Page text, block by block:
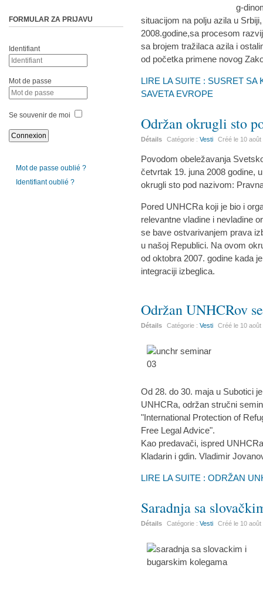
g-
situacijom na polju azila u
2008.godine,sa procesom
sa brojem tražilaca azila i
od početka primene novog
LIRE LA SUITE : SUSRET SA
SAVETA EVROPE
Održan okrugli sto
Détails Catégorie :Vesti Créé le 10 août
Povodom obeležavanja
četvrtak 19. juna 2008 godine,
okrugli sto pod nazivom:
Pored UNHCRa koji je bio i
relevantne vladine i nevladine
se bave ostvarivanjem prava
u našoj Republici. Na ovom
od oktobra 2007. godine kada
integraciji izbeglica.
Održan UNHCRov
Détails Catégorie :Vesti Créé le 10 août
Od 28. do 30. maja u Subotici
UNHCRa, održan stručni
"International Protection of
Free Legal Advice".
Kao predavači, ispred
Kladarin i gdin. Vladimir
LIRE LA SUITE : ODRŽAN
Saradnja sa
Détails Catégorie :Vesti Créé le 10 août
FORMULAR ZA PRIJAVU
Identifiant
Mot de passe
Se souvenir de moi
Mot de passe oublié ?
Identifiant oublié ?